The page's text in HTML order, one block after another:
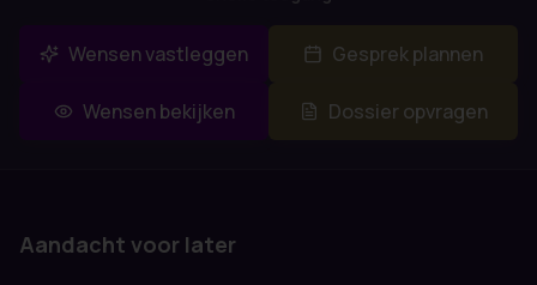
Wensen vastleggen Gesprek plannen
Wensen bekijken Dossier opvragen
Aandacht voor later